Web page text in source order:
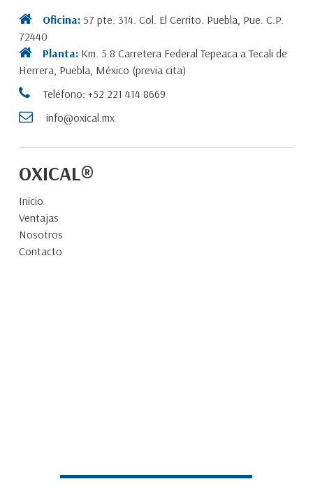
Oficina:57 pte. 314. Col. El Cerrito. Puebla, Pue. C.P.
72440
Planta:Km. 5.8 Carretera Federal Tepeaca a Tecali de
Herrera, Puebla, México (previa cita)
Teléfono: +52 221 414 8669
info@oxical.mx
OXICAL®
Inicio
Ventajas
Nosotros
Contacto